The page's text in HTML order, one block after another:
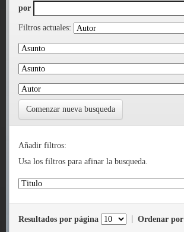
por
Filtros actuales:
Comenzar nueva busqueda
Añadir filtros:
Usa los filtros para afinar la busqueda.
Resultados por página Ordenar por